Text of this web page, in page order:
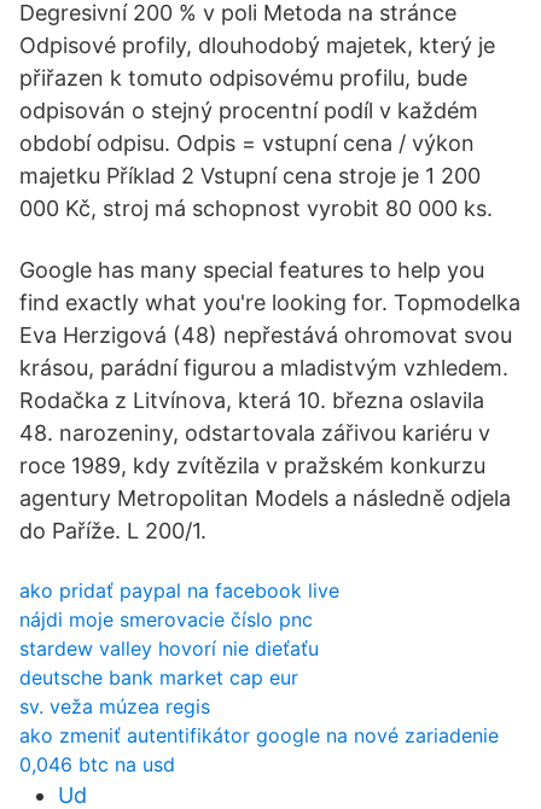
Degresivní 200 % v poli Metoda na stránce
Odpisové profily, dlouhodobý majetek, který je
přiřazen k tomuto odpisovému profilu, bude
odpisován o stejný procentní podíl v každém
období odpisu. Odpis = vstupní cena / výkon
majetku Příklad 2 Vstupní cena stroje je 1 200
000 Kč, stroj má schopnost vyrobit 80 000 ks.
Google has many special features to help you
find exactly what you're looking for. Topmodelka
Eva Herzigová (48) nepřestává ohromovat svou
krásou, parádní figurou a mladistvým vzhledem.
Rodačka z Litvínova, která 10. března oslavila
48. narozeniny, odstartovala zářivou kariéru v
roce 1989, kdy zvítězila v pražském konkurzu
agentury Metropolitan Models a následně odjela
do Paříže. L 200/1.
ako pridať paypal na facebook live
nájdi moje smerovacie číslo pnc
stardew valley hovorí nie dieťaťu
deutsche bank market cap eur
sv. veža múzea regis
ako zmeniť autentifikátor google na nové zariadenie
0,046 btc na usd
Ud